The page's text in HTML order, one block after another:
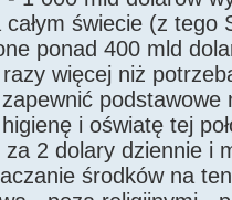
świecie (z tego
ponad 400 mld
więcej niż
podstawowe
i oświatę tej
2 dolary dziennie i
środków na